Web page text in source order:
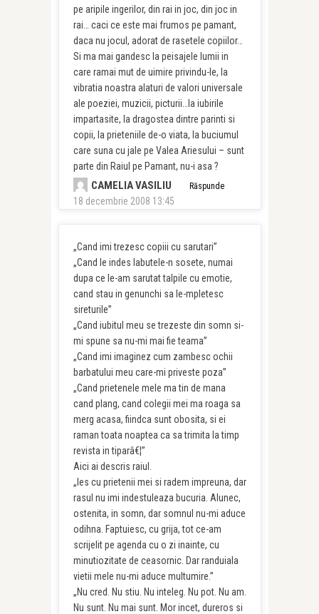
pe aripile ingerilor, din rai in joc, din joc in
rai… caci ce este mai frumos pe pamant,
daca nu jocul, adorat de rasetele copiilor…
Si ma mai gandesc la peisajele lumii in
care ramai mut de uimire privindu-le, la
vibratia noastra alaturi de valori universale
ale poeziei, muzicii, picturii…la iubirile
impartasite, la dragostea dintre parinti si
copii, la prieteniile de-o viata, la buciumul
care suna cu jale pe Valea Ariesului – sunt
parte din Raiul pe Pamant, nu-i asa ?
CAMELIA VASILIU
18 decembrie 2008 13:45
Răspunde
„Cand imi trezesc copiii cu sarutari”
„Cand le indes labutele-n sosete, numai
dupa ce le-am sarutat talpile cu emotie,
cand stau in genunchi sa le-mpletesc
sireturile”
„Cand iubitul meu se trezeste din somn si-
mi spune sa nu-mi mai fie teama”
„Cand imi imaginez cum zambesc ochii
barbatului meu care-mi priveste poza”
„Cand prietenele mele ma tin de mana
cand plang, cand colegii mei ma roaga sa
merg acasa, fiindca sunt obosita, si ei
raman toata noaptea ca sa trimita la timp
revista in tiparâ€¦”
Aici ai descris raiul.
„Ies cu prietenii mei si radem impreuna, dar
rasul nu imi indestuleaza bucuria. Alunec,
ostenita, in somn, dar somnul nu-mi aduce
odihna. Faptuiesc, cu grija, tot ce-am
scrijelit pe agenda cu o zi inainte, cu
minutiozitate de ceasornic. Dar randuiala
vietii mele nu-mi aduce multumire.”
„Nu cred. Nu stiu. Nu inteleg. Nu pot. Nu am.
Nu sunt. Nu mai sunt. Mor incet, dureros si